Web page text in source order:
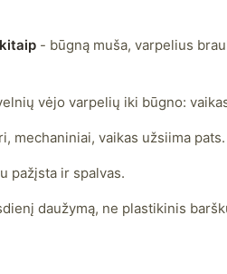
- būgną muša, varpelius
vėjo varpelių iki būgno:
mechaniniai, vaikas užsiima pats.
pažįsta ir spalvas.
daužymą, ne plastikinis